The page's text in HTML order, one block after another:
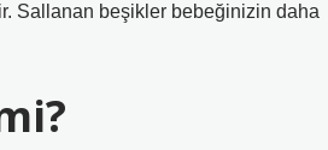
Sallanan beşikler bebeğinizin daha